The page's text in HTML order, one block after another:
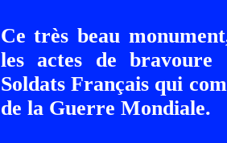
Ce très beau
les actes de bravoure
Soldats Français qui
de la Guerre Mondiale.